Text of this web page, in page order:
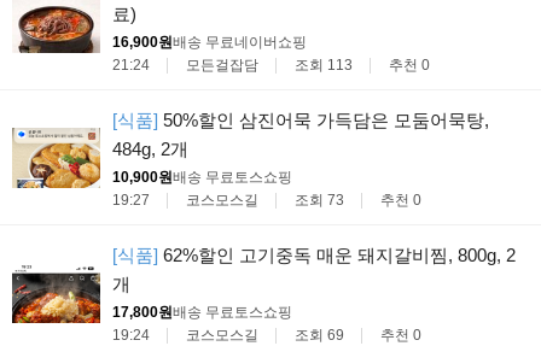
료)
16,900원배송 무료네이버쇼핑
21:24
모든걸잡담 조회 113 추천 0
[식품] 50%할인 삼진어묵 가득담은 모둠어묵탕,
484g, 2개
10,900원배송 무료토스쇼핑
19:27
코스모스길 조회 73 추천 0
[식품] 62%할인 고기중독 매운 돼지갈비찜, 800g, 2
개
17,800원배송 무료토스쇼핑
19:24
코스모스길 조회 69 추천 0